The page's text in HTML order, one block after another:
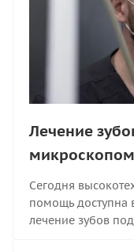
Лечение
микроскопом
Сегодня
помощь доступна
лечение зубов